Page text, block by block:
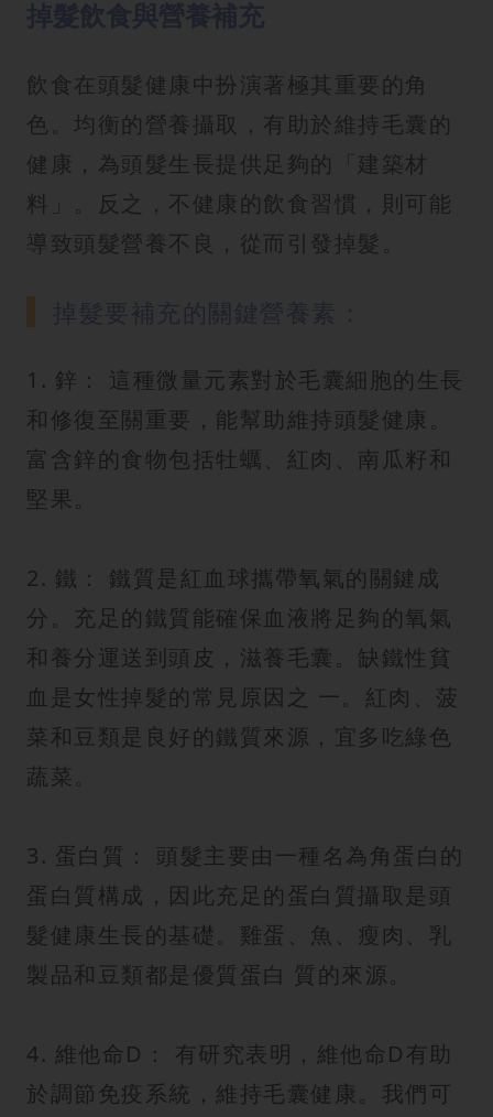
飲食在頭髮健康中扮演著極其重要的角
色。均衡的營養攝取，有助於維持毛囊的
健康，為頭髮生長提供足夠的「建築材
料」。反之，不健康的飲食習慣，則可能
導致頭髮營養不良，從而引發掉髮。
1. 鋅： 這種微量元素對於毛囊細胞的生長
和修復至關重要，能幫助維持頭髮健康。
富含鋅的食物包括牡蠣、紅肉、南瓜籽和
堅果。
2. 鐵： 鐵質是紅血球攜帶氧氣的關鍵成
分。充足的鐵質能確保血液將足夠的氧氣
和養分運送到頭皮，滋養毛囊。缺鐵性貧
血是女性掉髮的常見原因之 一。紅肉、菠
菜和豆類是良好的鐵質來源，宜多吃綠色
蔬菜。
3. 蛋白質： 頭髮主要由一種名為角蛋白的
蛋白質構成，因此充足的蛋白質攝取是頭
髮健康生長的基礎。雞蛋、魚、瘦肉、乳
製品和豆類都是優質蛋白 質的來源。
4. 維他命D： 有研究表明，維他命D有助
於調節免疫系統，維持毛囊健康。我們可